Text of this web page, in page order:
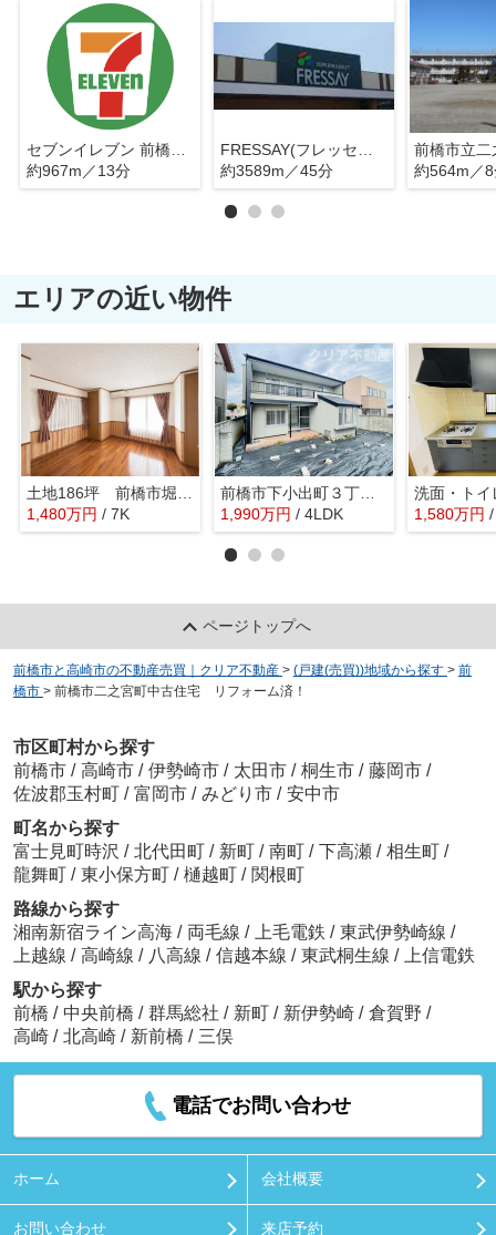
約967m／13分
約3589m／45分
前橋市立二
約564m／
エリアの近い物件
土地186坪 前橋市堀之下町中古
1,480万円 / 7K
前橋市下小出町３丁目 中古住宅
1,990万円 / 4LDK 1,580万円
ページトップへ
前橋市と高崎市の不動産売買｜クリア不動産 > (戸建(売買))地域から探す > 前
橋市 > 前橋市二之宮町中古住宅 リフォーム済！
市区町村から探す
前橋市 / 高崎市 / 伊勢崎市 / 太田市 / 桐生市 / 藤岡市 /
佐波郡玉村町 / 富岡市 / みどり市 / 安中市
町名から探す
富士見町時沢 / 北代田町 / 新町 / 南町 / 下高瀬 / 相生町 /
龍舞町 / 東小保方町 / 樋越町 / 関根町
路線から探す
湘南新宿ライン高海 / 両毛線 / 上毛電鉄 / 東武伊勢崎線 /
上越線 / 高崎線 / 八高線 / 信越本線 / 東武桐生線 /
上信電鉄
駅から探す
前橋 / 中央前橋 / 群馬総社 / 新町 / 新伊勢崎 / 倉賀野 /
高崎 / 北高崎 / 新前橋 / 三俣
電話でお問い合わせ
ホーム 会社概要
お問い合わせ 来店予約